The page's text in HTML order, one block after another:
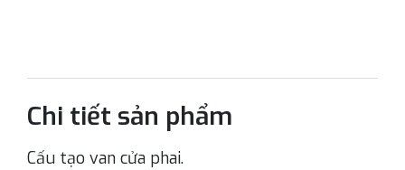
Chi tiết sản phẩm
Cấu tạo van cửa phai.